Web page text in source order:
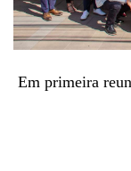
Em primeira